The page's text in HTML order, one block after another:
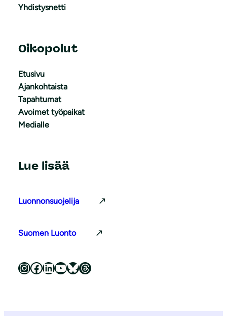
Yhdistysnetti
Oikopolut
Etusivu
Ajankohtaista
Tapahtumat
Avoimet työpaikat
Medialle
Lue lisää
Luonnonsuojelija
Suomen Luonto
Luonnonsuojeluliitto Instagramissa Luonnonsuojeluliitto Facebookissa Luonnonsuojeluliitto LinkedInissä Luonnonsuojeluliiton YouTube-kanava Luonnonsuojeluliitto Blueskyssa Luonnonsuojeluliitto Threadsissa